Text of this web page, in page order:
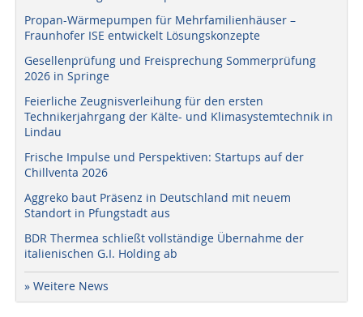
Propan-Wärmepumpen für Mehrfamilienhäuser –
Fraunhofer ISE entwickelt Lösungskonzepte
Gesellenprüfung und Freisprechung Sommerprüfung
2026 in Springe
Feierliche Zeugnisverleihung für den ersten
Technikerjahrgang der Kälte- und Klimasystemtechnik in
Lindau
Frische Impulse und Perspektiven: Startups auf der
Chillventa 2026
Aggreko baut Präsenz in Deutschland mit neuem
Standort in Pfungstadt aus
BDR Thermea schließt vollständige Übernahme der
italienischen G.I. Holding ab
» Weitere News